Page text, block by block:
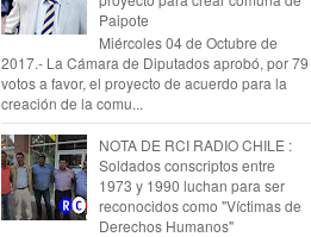
Paipote
Miércoles 04 de Octubre de
2017.- La Cámara de Diputados aprobó, por 79
votos a favor, el proyecto de acuerdo para la
creación de la comu...
NOTA DE RCI RADIO CHILE :
Soldados conscriptos entre
1973 y 1990 luchan para ser
reconocidos como "Víctimas de
Derechos Humanos"